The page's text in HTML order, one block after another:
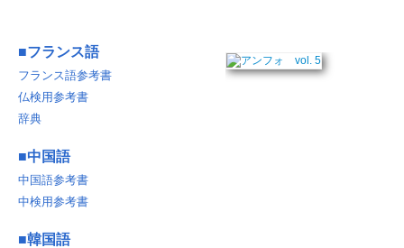
■フランス語
フランス語参考書
仏検用参考書
辞典
■中国語
中国語参考書
中検用参考書
■韓国語